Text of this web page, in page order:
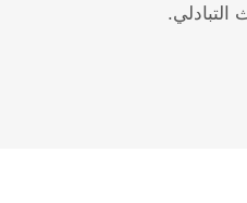
التبادلي.